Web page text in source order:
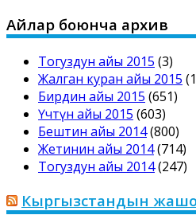
Айлар боюнча архив
Тогуздун айы 2015 (3)
Жалган куран айы 2015
Бирдин айы 2015 (651)
Үчтүн айы 2015 (603)
Бештин айы 2014(800)
Жетинин айы 2014(714)
Тогуздун айы 2014(247)
Кыргызстандын